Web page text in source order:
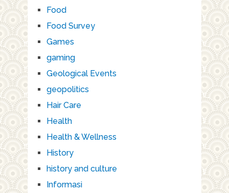
Food
Food Survey
Games
gaming
Geological Events
geopolitics
Hair Care
Health
Health & Wellness
History
history and culture
Informasi